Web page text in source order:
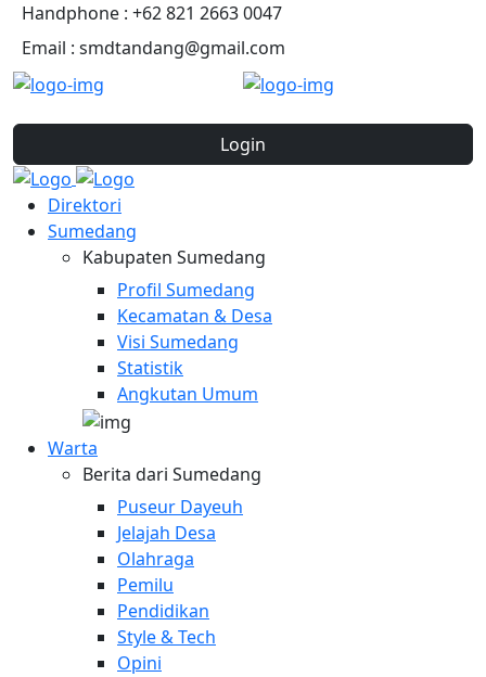
Handphone : +62 821 2663 0047
Email : smdtandang@gmail.com
Login
Direktori
Sumedang
Kabupaten Sumedang
Profil Sumedang
Kecamatan & Desa
Visi Sumedang
Statistik
Angkutan Umum
Warta
Berita dari Sumedang
Puseur Dayeuh
Jelajah Desa
Olahraga
Pemilu
Pendidikan
Style & Tech
Opini